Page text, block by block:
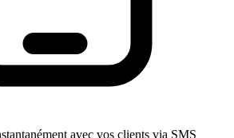
avec vos clients via SMS